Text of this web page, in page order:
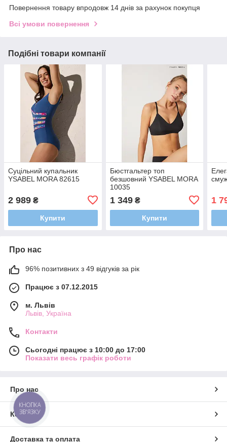
Повернення товару впродовж 14 днів за рахунок покупця
Всі умови повернення
Подібні товари компанії
Суцільний купальник
YSABEL MORA 82615
2 989 ₴
Купити
Бюстгальтер топ
безшовний YSABEL MORA
10035
1 349₴
Купити
1
Про нас
96% позитивних з 49 відгуків за рік
Працює з 07.12.2015
м. Львів
Львів, Україна
Контакти
Сьогодні працює з 10:00 до 17:00
Показати весь графік роботи
Про нас
Контакти
Доставка та оплата
КНОПКА
ЗВ'ЯЗКУ